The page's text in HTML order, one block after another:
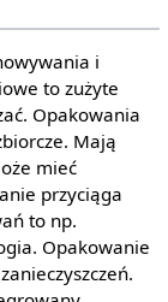
i
to zużyte
Opakowania
Mają
mieć
przyciąga
to np.
Opakowanie